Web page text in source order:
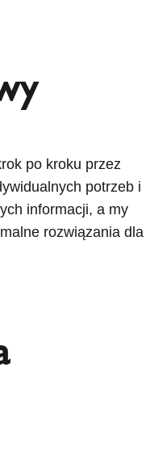
po kroku przez
potrzeb i
informacji, a my
rozwiązania dla